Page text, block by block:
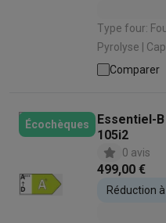
Type four: Four
Pyrolyse | Capacité du four: 72 L | Classe
énergétique: A+ | Type de cuisson: Air
Comparer
Écochèques
Essentiel-
105i2
0 avis
499,00 €
Réduction